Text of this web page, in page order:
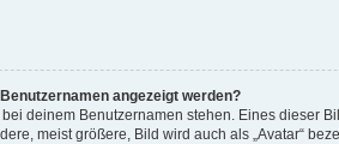
angezeigt werden?
deinem Benutzernamen stehen. Eines dieser
meist größere, Bild wird auch als „Avatar“